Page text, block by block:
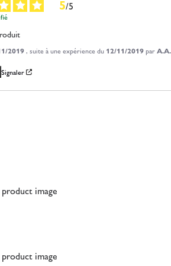
5/5
2019, suite à une expérience du 12/11/2019parA.A.
Signaler